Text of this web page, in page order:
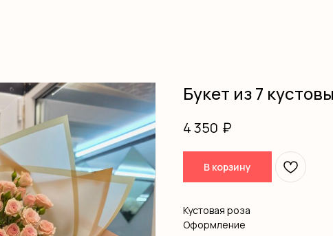
Букет из 7
4 350 ₽
В корзину
Кустовая роза
Оформление